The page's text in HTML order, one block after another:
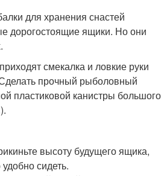
для хранения снастей
дорогостоящие ящики. Но они
смекалка и ловкие руки
прочный рыболовный
пластиковой канистры большого
высоту будущего ящика,
сидеть.